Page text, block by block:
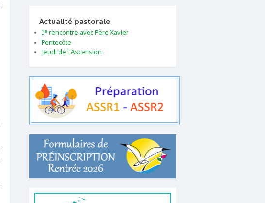
Actualité pastorale
3e rencontre avec Père Xavier
Pentecôte
Jeudi de l’Ascension